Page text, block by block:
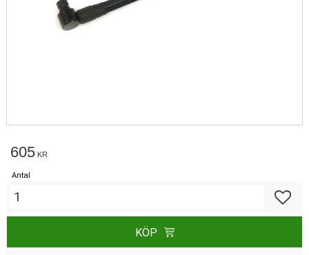
605 KR
Antal
KÖP